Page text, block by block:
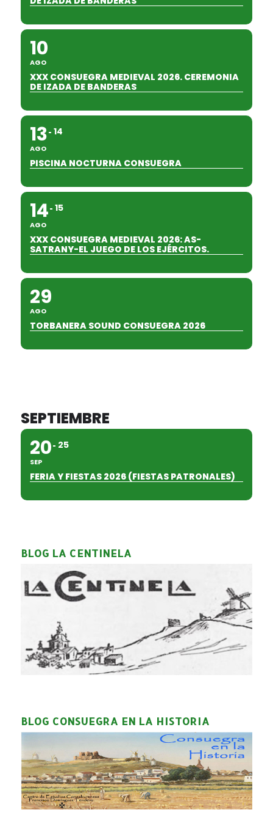
10
AGO
XXX CONSUEGRA MEDIEVAL 2026. CEREMONIA
DE IZADA DE BANDERAS
13
AGO
14
PISCINA NOCTURNA CONSUEGRA
14
AGO
15
XXX CONSUEGRA MEDIEVAL 2026: AS-
SATRANY-EL JUEGO DE LOS EJÉRCITOS.
29
AGO
TORBANERA SOUND CONSUEGRA 2026
SEPTIEMBRE
20
SEP
25
FERIA Y FIESTAS 2026 (FIESTAS PATRONALES)
BLOG LA CENTINELA
BLOG CONSUEGRA EN LA HISTORIA